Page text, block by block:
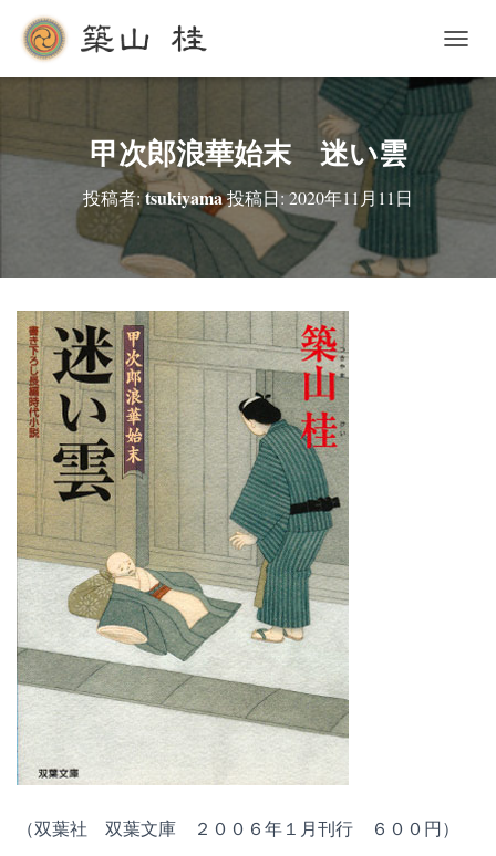
ビ
ー
切
甲次郎浪華始末 迷い雲
投稿者:tsukiyama投稿日:2020年11月11日
（双葉社 双葉文庫 ２００６年１月刊行 ６００円）